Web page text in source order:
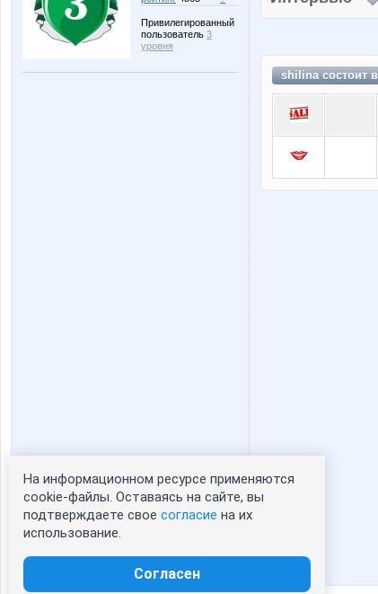
Привилегированный
пользователь 3
уровня
Статистика портрета:
сейчас просматривают портрет - 0
зарегистрированные пользователи
shilina состоит
На информационном ресурсе применяются
cookie-файлы. Оставаясь на сайте, вы
подтверждаете свое согласие на их
использование.
Согласен